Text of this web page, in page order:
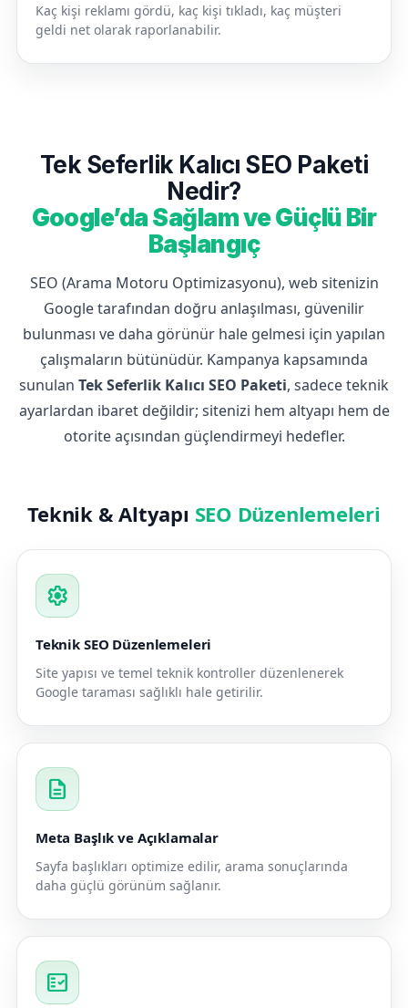
Kaç kişi reklamı gördü, kaç kişi tıkladı, kaç müşteri
geldi net olarak raporlanabilir.
Tek Seferlik Kalıcı SEO Paketi
Nedir?
Google’da Sağlam ve Güçlü Bir
Başlangıç
SEO (Arama Motoru Optimizasyonu), web sitenizin
Google tarafından doğru anlaşılması, güvenilir
bulunması ve daha görünür hale gelmesi için yapılan
çalışmaların bütünüdür. Kampanya kapsamında
sunulan Tek Seferlik Kalıcı SEO Paketi, sadece teknik
ayarlardan ibaret değildir; sitenizi hem altyapı hem de
otorite açısından güçlendirmeyi hedefler.
Teknik & Altyapı SEO Düzenlemeleri
settings
Teknik SEO Düzenlemeleri
Site yapısı ve temel teknik kontroller düzenlenerek
Google taraması sağlıklı hale getirilir.
description
Meta Başlık ve Açıklamalar
Sayfa başlıkları optimize edilir, arama sonuçlarında
daha güçlü görünüm sağlanır.
fact_check